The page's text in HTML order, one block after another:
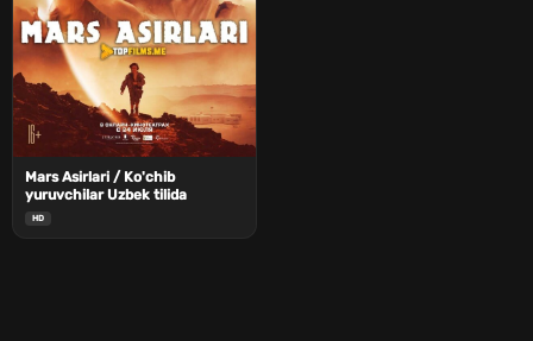
Mars Asirlari / Ko'chib
yuruvchilar Uzbek tilida
HD